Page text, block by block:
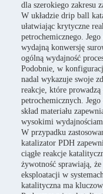
dla szerokiego zakresu
W układzie drip ball
ułatwiając krytyczne
petrochemicznego.
wydajną konwersję
ogólną wydajność
Podobnie, w
nadal wykazuje swoje
reakcje, które
petrochemicznych.
skład materiału
wysokimi
W przypadku
katalizator PDH
ciągłe reakcje
żywotność sprawiają, że
eksploatacji w
katalityczna ma